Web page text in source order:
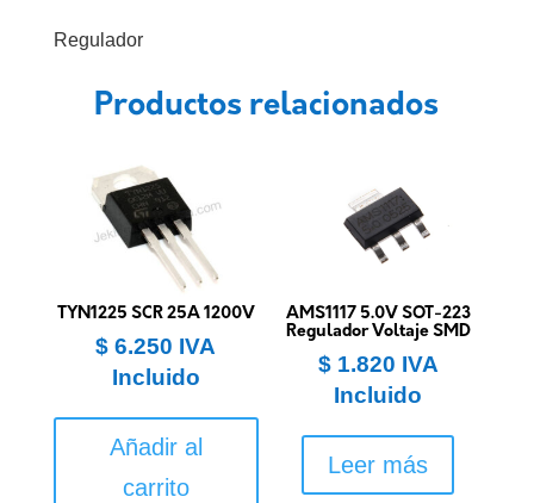
Regulador
Productos relacionados
TYN1225 SCR 25A 1200V
$ 6.250 IVA
Incluido
Añadir al
carrito
AMS1117 5.0V SOT-223
Regulador Voltaje SMD
$1.820 IVA
Incluido
Leer más